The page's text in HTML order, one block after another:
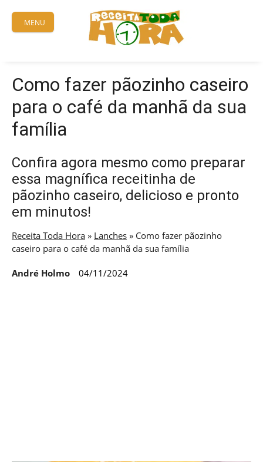
content
MENU
Como fazer pãozinho caseiro
para o café da manhã da sua
família
Confira agora mesmo como preparar
essa magnífica receitinha de
pãozinho caseiro, delicioso e pronto
em minutos!
Receita Toda Hora » Lanches » Como fazer pãozinho
caseiro para o café da manhã da sua família
André Holmo 04/11/2024